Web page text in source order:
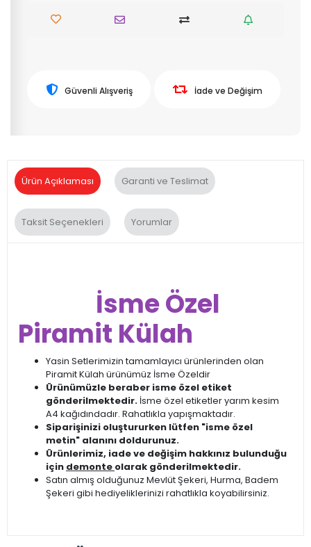
Güvenli Alışveriş İade ve Değişim
Ürün Açıklaması Garanti ve Teslimat
Taksit Seçenekleri Yorumlar
İsme Özel
Piramit Külah
Yasin Setlerimizin tamamlayıcı ürünlerinden olan
Piramit Külah ürünümüz İsme Özeldir
Ürünümüzle beraber isme özel etiket
gönderilmektedir. İsme özel etiketler yarım kesim
A4 kağıdındadır. Rahatlıkla yapışmaktadır.
Siparişinizi oluştururken lütfen "isme özel
metin" alanını doldurunuz.
Ürünlerimiz, iade ve değişim hakkınız bulunduğu
için demonte olarak gönderilmektedir.
Satın almış olduğunuz Mevlüt Şekeri, Hurma, Badem
Şekeri gibi hediyeliklerinizi rahatlıkla koyabilirsiniz.